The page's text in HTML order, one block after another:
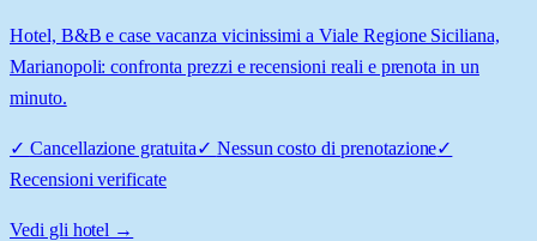
Hotel, B&B e case vacanza vicinissimi a Viale Regione Siciliana,
Marianopoli: confronta prezzi e recensioni reali e prenota in un
minuto.
✓ Cancellazione gratuita✓ Nessun costo di prenotazione✓
Recensioni verificate
Vedi gli hotel →